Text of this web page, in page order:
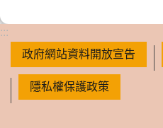
:::
政府網站資料開放宣告
隱私權保護政策